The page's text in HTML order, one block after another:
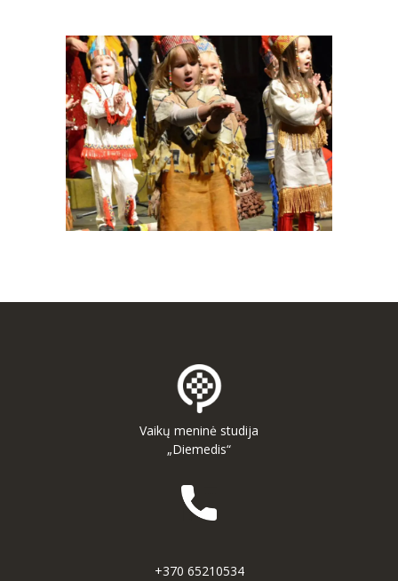
Vaikų meninė studija
„Diemedis“
+370 65210534